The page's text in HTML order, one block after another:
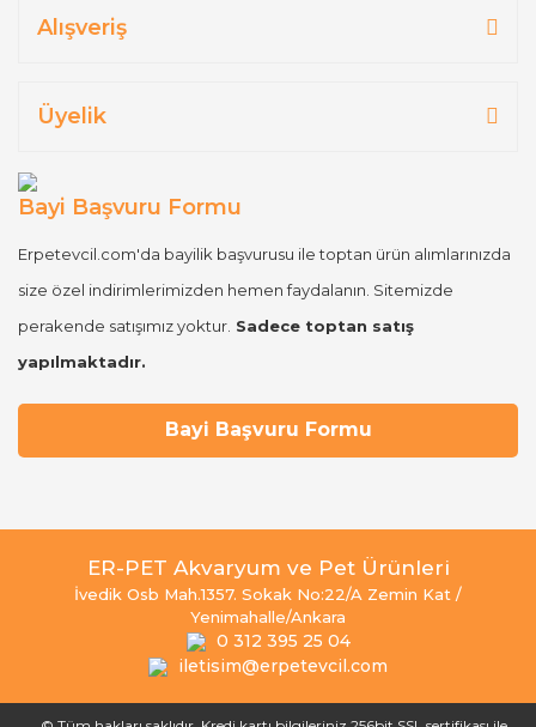
Alışveriş
Üyelik
Bayi Başvuru Formu
Erpetevcil.com'da bayilik başvurusu ile toptan ürün alımlarınızda
size özel indirimlerimizden hemen faydalanın. Sitemizde
perakende satışımız yoktur. Sadece toptan satış
yapılmaktadır.
Bayi Başvuru Formu
ER-PET Akvaryum ve Pet Ürünleri
İvedik Osb Mah.1357. Sokak No:22/A Zemin Kat /
Yenimahalle/Ankara
0 312 395 25 04
iletisim@erpetevcil.com